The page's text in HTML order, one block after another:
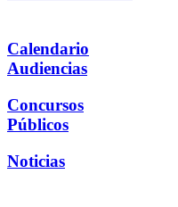
Calendario
Audiencias
Concursos
Públicos
Noticias